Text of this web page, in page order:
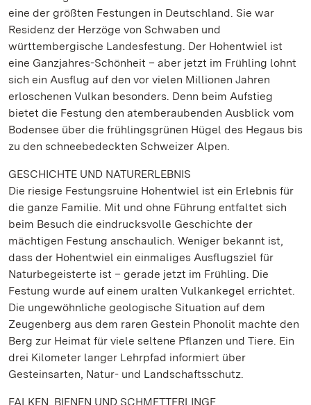
eine der größten Festungen in Deutschland. Sie war
Residenz der Herzöge von Schwaben und
württembergische Landesfestung. Der Hohentwiel ist
eine Ganzjahres-Schönheit – aber jetzt im Frühling lohnt
sich ein Ausflug auf den vor vielen Millionen Jahren
erloschenen Vulkan besonders. Denn beim Aufstieg
bietet die Festung den atemberaubenden Ausblick vom
Bodensee über die frühlingsgrünen Hügel des Hegaus bis
zu den schneebedeckten Schweizer Alpen.
GESCHICHTE UND NATURERLEBNIS
Die riesige Festungsruine Hohentwiel ist ein Erlebnis für
die ganze Familie. Mit und ohne Führung entfaltet sich
beim Besuch die eindrucksvolle Geschichte der
mächtigen Festung anschaulich. Weniger bekannt ist,
dass der Hohentwiel ein einmaliges Ausflugsziel für
Naturbegeisterte ist – gerade jetzt im Frühling. Die
Festung wurde auf einem uralten Vulkankegel errichtet.
Die ungewöhnliche geologische Situation auf dem
Zeugenberg aus dem raren Gestein Phonolit machte den
Berg zur Heimat für viele seltene Pflanzen und Tiere. Ein
drei Kilometer langer Lehrpfad informiert über
Gesteinsarten, Natur- und Landschaftsschutz.
FALKEN, BIENEN UND SCHMETTERLINGE